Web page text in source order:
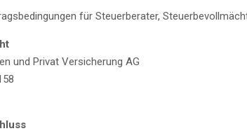
für Steuerberater,
und Privat Versicherung AG